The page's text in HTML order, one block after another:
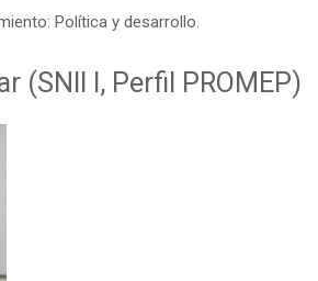
Política y desarrollo.
(SNII I, Perfil PROMEP)